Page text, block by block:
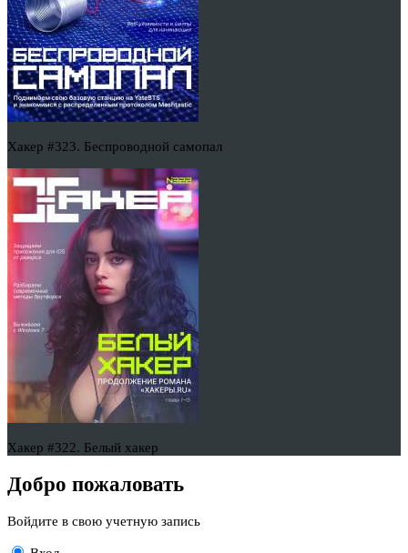
Хакер #323. Беспроводной самопал
Хакер #322. Белый хакер
Добро пожаловать
Войдите в свою учетную запись